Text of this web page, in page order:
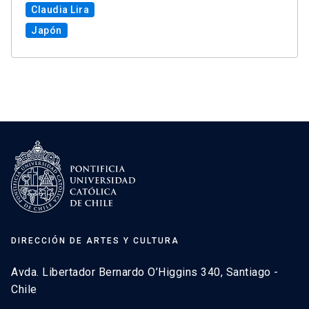
Claudia Lira
Japón
DIRECCIÓN DE ARTES Y CULTURA
Avda. Libertador Bernardo O’Higgins 340, Santiago -
Chile